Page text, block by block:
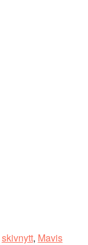
skivnytt, Mavis